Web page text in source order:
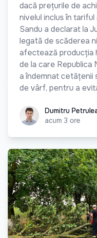
dacă prețurile de
nivelul inclus în
Sandu a declarat la
legată de scăderea
afectează producția
de la care Republica
a îndemnat cetățenii
de vârf, pentru a
Dumitru Petruleac
Dumitru
acum 3 ore